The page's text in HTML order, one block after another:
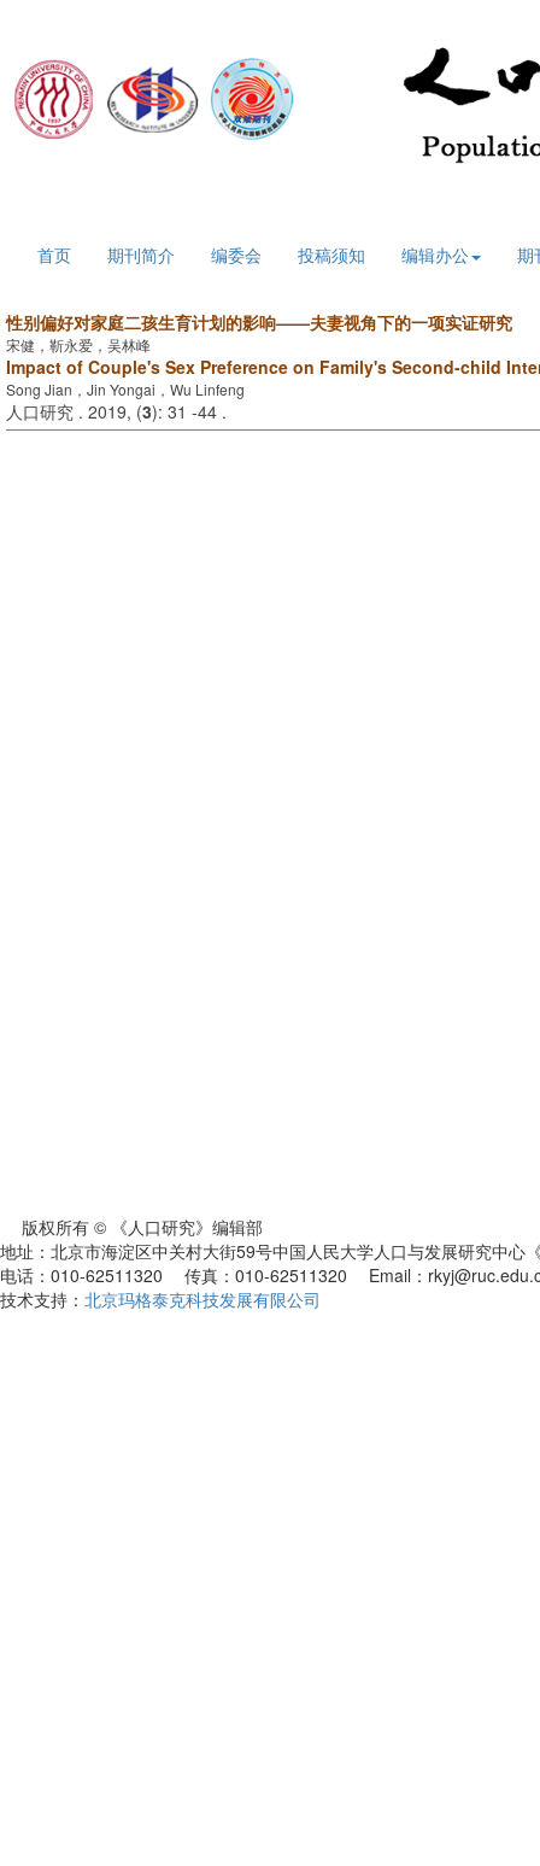
首页 期刊简介 编委会 投稿须知 编辑办公 期
性别偏好对家庭二孩生育计划的影响——夫妻视角下的一项实证研究
宋健，靳永爱，吴林峰
Impact of Couple's Sex Preference on Family's Second-child
Song Jian，Jin Yongai，Wu Linfeng
人口研究 . 2019, (3): 31 -44 .
版权所有 © 《人口研究》编辑部
地址：北京市海淀区中关村大街59号中国人民大学人口与发展研究中
电话：010-62511320 传真：010-62511320 Email：
技术支持： 北京玛格泰克科技发展有限公司